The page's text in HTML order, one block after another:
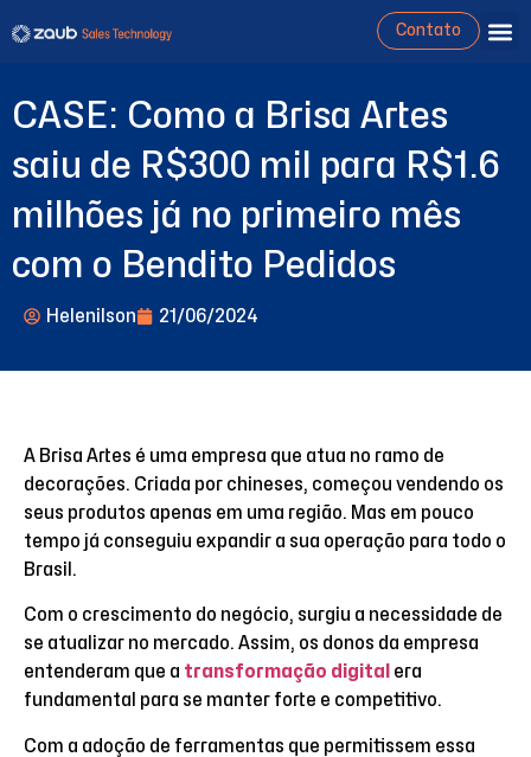
Contato
CASE: Como a Brisa Artes
saiu de R$300 mil para R$1.6
milhões já no primeiro mês
com o Bendito Pedidos
Helenilson 21/06/2024
A Brisa Artes é uma empresa que atua no ramo de
decorações. Criada por chineses, começou vendendo os
seus produtos apenas em uma região. Mas em pouco
tempo já conseguiu expandir a sua operação para todo o
Brasil.
Com o crescimento do negócio, surgiu a necessidade de
se atualizar no mercado. Assim, os donos da empresa
entenderam que a transformação digital era
fundamental para se manter forte e competitivo.
Com a adoção de ferramentas que permitissem essa